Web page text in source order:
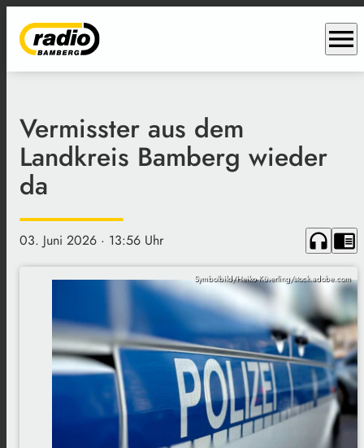
menu
Vermisster aus dem
Landkreis Bamberg wieder
da
03. Juni 2026 · 13:56 Uhr headphones chrome_reader_mode
Symbolbild/Heiko Küverling/stock.adobe.com